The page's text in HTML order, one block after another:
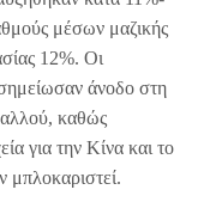
μέσων μαζικής
12%. Οι
άνοδο στη
καθώς
για την Κίνα και το
μπλοκαριστεί.